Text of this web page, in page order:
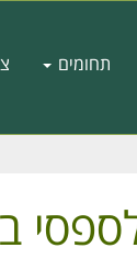
תחומים